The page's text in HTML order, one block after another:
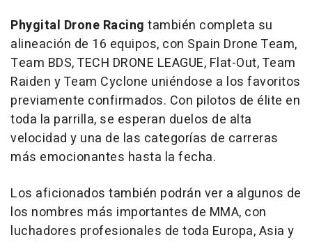
Phygital Drone Racing también completa su
alineación de 16 equipos, con Spain Drone Team,
Team BDS, TECH DRONE LEAGUE, Flat-Out, Team
Raiden y Team Cyclone uniéndose a los favoritos
previamente confirmados. Con pilotos de élite en
toda la parrilla, se esperan duelos de alta
velocidad y una de las categorías de carreras
más emocionantes hasta la fecha.
Los aficionados también podrán ver a algunos de
los nombres más importantes de MMA, con
luchadores profesionales de toda Europa,Asia y